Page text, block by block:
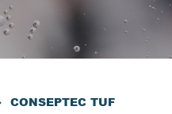
CONSEPTEC TUF